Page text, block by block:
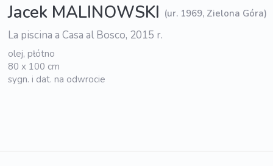
Jacek MALINOWSKI (ur. 1969, Zielona Góra)
La piscina a Casa al Bosco, 2015 r.
olej, płótno
80 x 100 cm
sygn. i dat. na odwrocie